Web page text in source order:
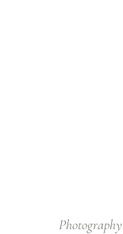
Photography